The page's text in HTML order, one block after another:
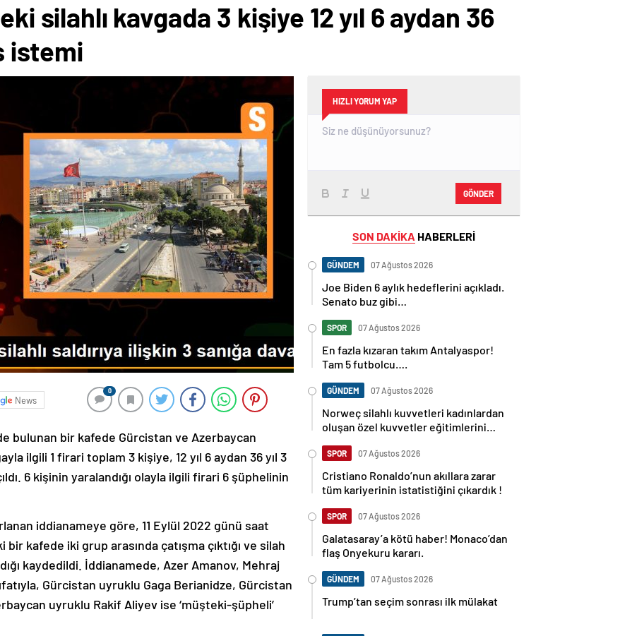
silahlı kavgada 3 kişiye 12 yıl 6 aydan 36
istemi
News
0
bulunan bir kafede Gürcistan ve Azerbaycan
ilgili 1 firari toplam 3 kişiye, 12 yıl 6 aydan 36 yıl 3
6 kişinin yaralandığı olayla ilgili firari 6 şüphelinin
iddianameye göre, 11 Eylül 2022 günü saat
bir kafede iki grup arasında çatışma çıktığı ve silah
kaydedildi. İddianamede, Azer Amanov, Mehraj
Gürcistan uyruklu Gaga Berianidze, Gürcistan
uyruklu Rakif Aliyev ise ‘müşteki-şüpheli’
HIZLI YORUM YAP
GÖNDER
SON DAKİKA HABERLERİ
GÜNDEM 07 Ağustos 2026
Joe Biden 6 aylık hedeflerini açıkladı.
Senato buz gibi…
SPOR 07 Ağustos 2026
En fazla kızaran takım Antalyaspor!
Tam 5 futbolcu….
GÜNDEM 07 Ağustos 2026
Norweç silahlı kuvvetleri kadınlardan
oluşan özel kuvvetler eğitimlerini
SPOR 07 Ağustos 2026
Cristiano Ronaldo’nun akıllara zarar
tüm kariyerinin istatistiğini çıkardık !
SPOR 07 Ağustos 2026
Galatasaray’a kötü haber! Monaco’dan
flaş Onyekuru kararı.
GÜNDEM 07 Ağustos 2026
Trump’tan seçim sonrası ilk mülakat